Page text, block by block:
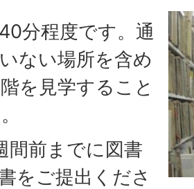
分程度です。通
ない場所を含め
を見学すること
間前までに図書
をご提出くださ